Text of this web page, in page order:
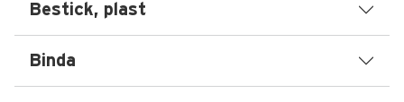
Bestick, plast
Binda